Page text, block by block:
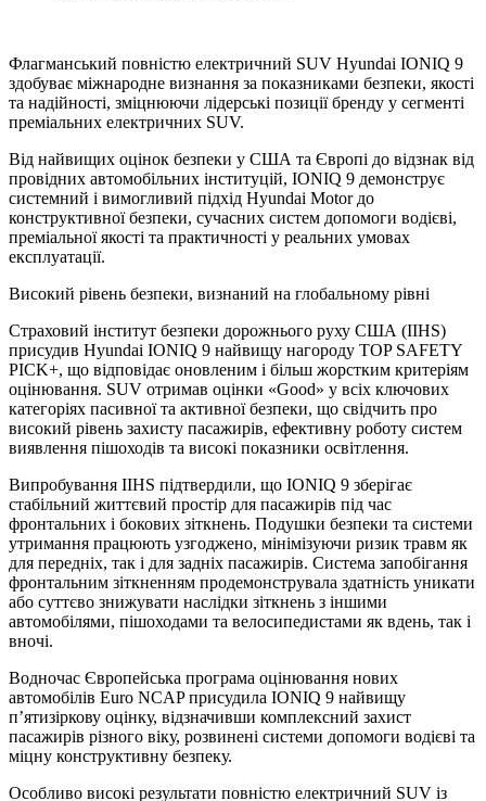
Флагманський повністю електричний SUV Hyundai IONIQ 9
здобуває міжнародне визнання за показниками безпеки, якості
та надійності, зміцнюючи лідерські позиції бренду у сегменті
преміальних електричних SUV.
Від найвищих оцінок безпеки у США та Європі до відзнак від
провідних автомобільних інституцій, IONIQ 9 демонструє
системний і вимогливий підхід Hyundai Motor до
конструктивної безпеки, сучасних систем допомоги водієві,
преміальної якості та практичності у реальних умовах
експлуатації.
Високий рівень безпеки, визнаний на глобальному рівні
Страховий інститут безпеки дорожнього руху США (IIHS)
присудив Hyundai IONIQ 9 найвищу нагороду TOP SAFETY
PICK+, що відповідає оновленим і більш жорстким критеріям
оцінювання. SUV отримав оцінки «Good» у всіх ключових
категоріях пасивної та активної безпеки, що свідчить про
високий рівень захисту пасажирів, ефективну роботу систем
виявлення пішоходів та високі показники освітлення.
Випробування IIHS підтвердили, що IONIQ 9 зберігає
стабільний життєвий простір для пасажирів під час
фронтальних і бокових зіткнень. Подушки безпеки та системи
утримання працюють узгоджено, мінімізуючи ризик травм як
для передніх, так і для задніх пасажирів. Система запобігання
фронтальним зіткненням продемонструвала здатність уникати
або суттєво знижувати наслідки зіткнень з іншими
автомобілями, пішоходами та велосипедистами як вдень, так і
вночі.
Водночас Європейська програма оцінювання нових
автомобілів Euro NCAP присудила IONIQ 9 найвищу
п’ятизіркову оцінку, відзначивши комплексний захист
пасажирів різного віку, розвинені системи допомоги водієві та
міцну конструктивну безпеку.
Особливо високі результати повністю електричний SUV із